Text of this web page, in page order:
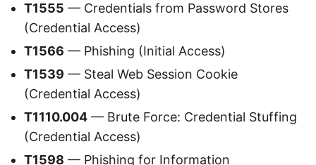
T1555 — Credentials from Password Stores
(Credential Access)
T1566 — Phishing (Initial Access)
T1539 — Steal Web Session Cookie
(Credential Access)
T1110.004 — Brute Force: Credential Stuffing
(Credential Access)
T1598 — Phishing for Information